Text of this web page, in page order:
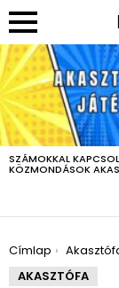
LEGUTÓBBIAK
SZÁMOKKAL
KÖZMONDÁSOK
You are here:
Címlap
AKASZTÓFA